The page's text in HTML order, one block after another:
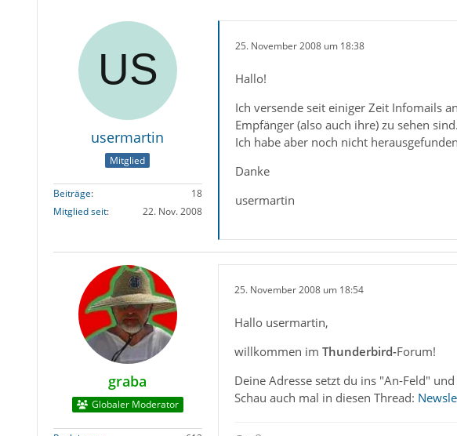
usermartin
Mitglied
Beiträge
18
Mitglied seit
22. Nov. 2008
25. November 2008 um 18:38
Hallo!
Ich versende seit einiger Zeit Infomails
Empfänger (also auch ihre) zu sehen sind.
Ich habe aber noch nicht
Danke
usermartin
graba
Globaler Moderator
25. November 2008 um 18:54
Hallo usermartin,
willkommen im Thunderbird-Forum!
Deine Adresse setzt du ins "An-Feld"
Schau auch mal in diesen Thread: